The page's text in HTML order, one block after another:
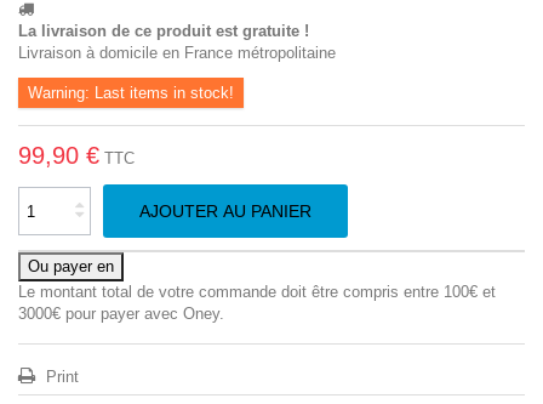
La livraison de ce produit est gratuite !
Livraison à domicile en France métropolitaine
Warning: Last items in stock!
99,90 € TTC
AJOUTER AU PANIER
Ou payer en
Le montant total de votre commande doit être compris entre 100€ et
3000€ pour payer avec Oney.
Print